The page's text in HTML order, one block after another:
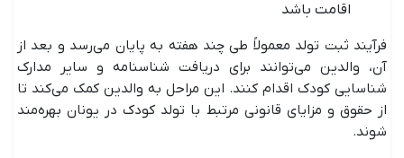
اقامت باشد
فرآیند ثبت تولد معمولاً طی چند هفته به پایان می‌رسد و بعد از
آن، والدین می‌توانند برای دریافت شناسنامه و سایر مدارک
شناسایی کودک اقدام کنند. این مراحل به والدین کمک می‌کند تا
از حقوق و مزایای قانونی مرتبط با تولد کودک در یونان بهره‌مند
شوند.